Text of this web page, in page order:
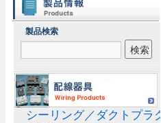
製品検索
シーリング／ダクトプラグ